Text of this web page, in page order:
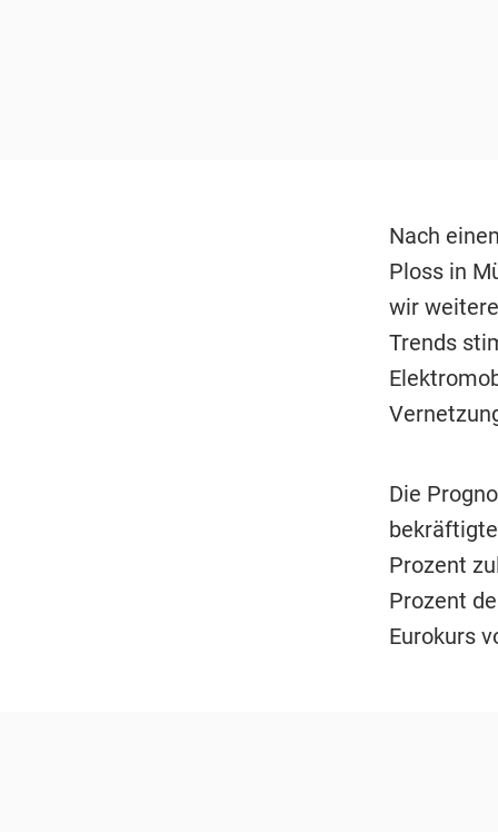
Nach
Ploss in
wir
Trends
Die
Prozent
Prozent
Eurokurs